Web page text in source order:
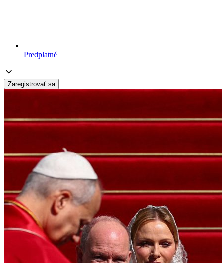
Predplatné
Zaregistrovať sa